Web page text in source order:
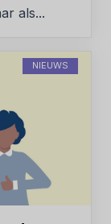
als...
NIEUWS